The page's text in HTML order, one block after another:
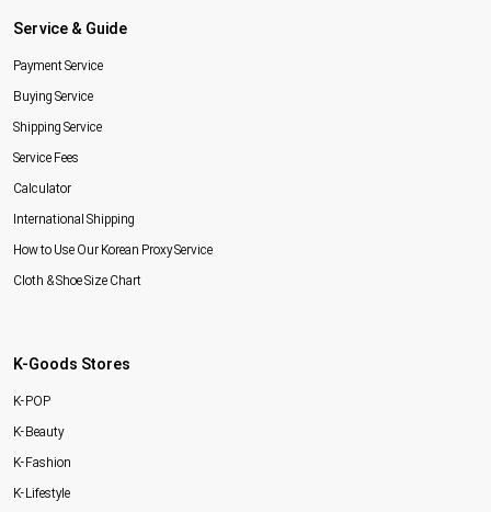
Service & Guide
Payment Service
Buying Service
Shipping Service
Service Fees
Calculator
International Shipping
How to Use Our Korean Proxy Service
Cloth & Shoe Size Chart
K-Goods Stores
K-POP
K-Beauty
K-Fashion
K-Lifestyle